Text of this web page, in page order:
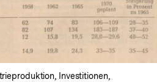
In
öffnen
Investitionen,